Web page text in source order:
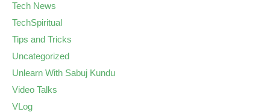
Tech News
TechSpiritual
Tips and Tricks
Uncategorized
Unlearn With Sabuj Kundu
Video Talks
VLog